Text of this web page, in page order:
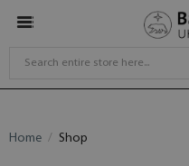
Home Shop